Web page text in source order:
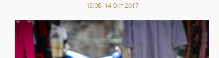
15:08, 14 Окт 2017